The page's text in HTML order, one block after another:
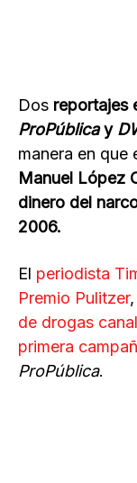
Dos reportajes
ProPúblicay
manera en que
Manuel López
dinero del
2006.
El periodista
Premio Pulitzer
de drogas
primera
ProPública.